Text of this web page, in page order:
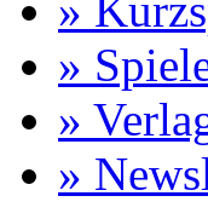
»
»
»